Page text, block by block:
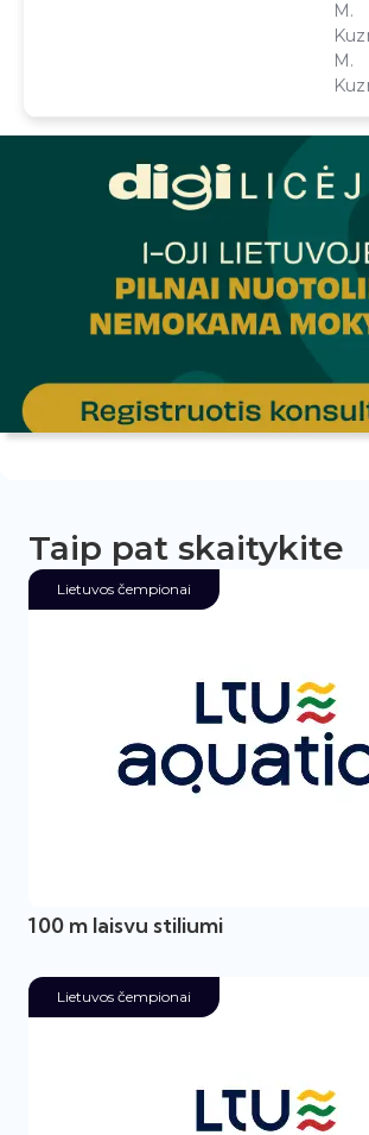
M.
M.
Taip pat skaitykite
Lietuvos čempionai
100 m laisvu stiliumi
Lietuvos čempionai